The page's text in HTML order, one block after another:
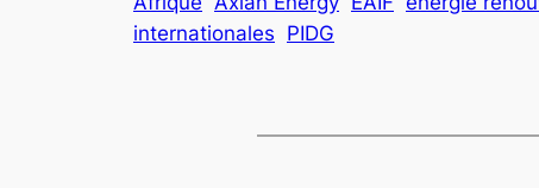
internationales PIDG